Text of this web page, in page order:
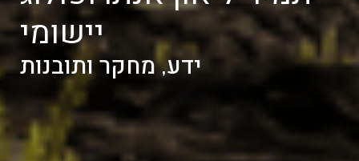
יישומי
ידע, מחקר ותובנות